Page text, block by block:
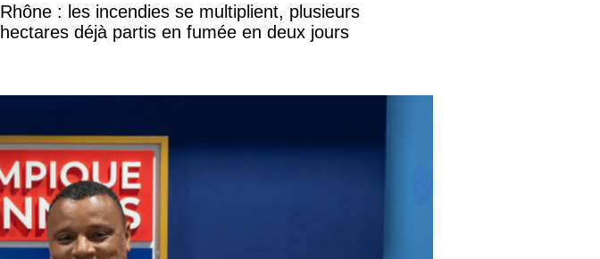
Rhône : les incendies se multiplient, plusieurs
hectares déjà partis en fumée en deux jours